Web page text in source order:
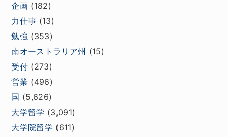
企画 (182)
力仕事 (13)
勉強 (353)
南オーストラリア州 (15)
受付 (273)
営業 (496)
国 (5,626)
大学留学 (3,091)
大学院留学 (611)